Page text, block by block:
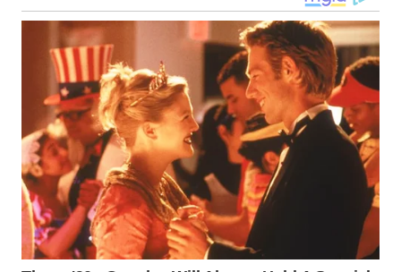
WN
DAIRI
WN
DANAU
TOBA
WN
NIAS
WN
LANGKAT